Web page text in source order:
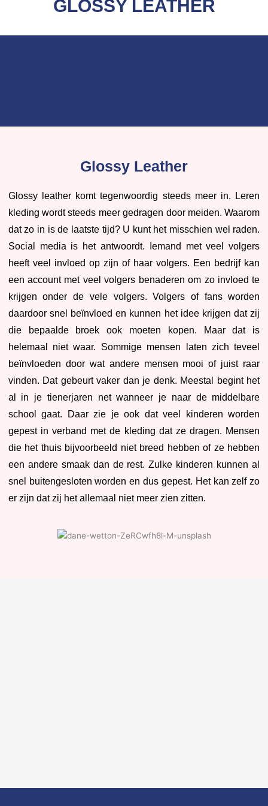
GLOSSY LEATHER
Glossy Leather
Glossy leather komt tegenwoordig steeds meer in. Leren
kleding wordt steeds meer gedragen door meiden. Waarom
dat zo in is de laatste tijd? U kunt het misschien wel raden.
Social media is het antwoordt. Iemand met veel volgers
heeft veel invloed op zijn of haar volgers. Een bedrijf kan
een account met veel volgers benaderen om zo invloed te
krijgen onder de vele volgers. Volgers of fans worden
daardoor snel beïnvloed en kunnen het idee krijgen dat zij
die bepaalde broek ook moeten kopen. Maar dat is
helemaal niet waar. Sommige mensen laten zich teveel
beïnvloeden door wat andere mensen mooi of juist raar
vinden. Dat gebeurt vaker dan je denk. Meestal begint het
al in je tienerjaren net wanneer je naar de middelbare
school gaat. Daar zie je ook dat veel kinderen worden
gepest in verband met de kleding dat ze dragen. Mensen
die het thuis bijvoorbeeld niet breed hebben of ze hebben
een andere smaak dan de rest. Zulke kinderen kunnen al
snel buitengesloten worden en dus gepest. Het kan zelf zo
er zijn dat zij het allemaal niet meer zien zitten.